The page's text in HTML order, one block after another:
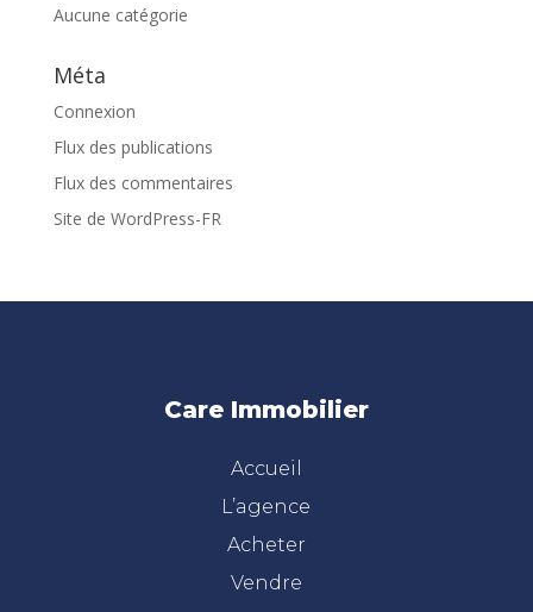
Aucune catégorie
Méta
Connexion
Flux des publications
Flux des commentaires
Site de WordPress-FR
Care Immobilier
Accueil
L’agence
Acheter
Vendre